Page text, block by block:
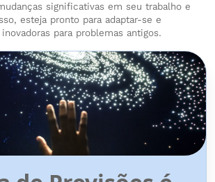
significativas em seu trabalho e
esteja pronto para adaptar-se e
para problemas antigos.